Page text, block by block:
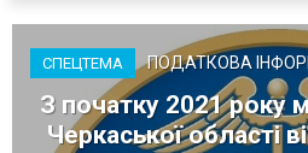
СПЕЦТЕМА ПОДАТКОВА
З початку 2021 року
Черкаської області